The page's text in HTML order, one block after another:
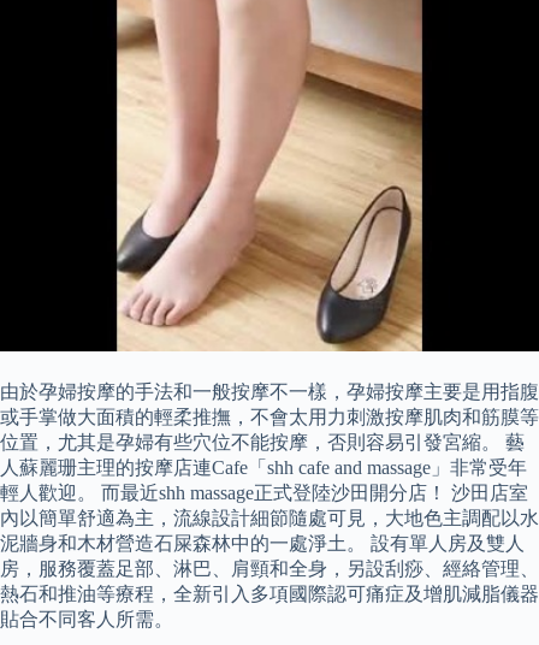
由於孕婦按摩的手法和一般按摩不一樣，孕婦按摩主要是用指腹
或手掌做大面積的輕柔推撫，不會太用力刺激按摩肌肉和筋膜等
位置，尤其是孕婦有些穴位不能按摩，否則容易引發宮縮。 藝
人蘇麗珊主理的按摩店連Cafe「shh cafe and massage」非常受年
輕人歡迎。 而最近shh massage正式登陸沙田開分店！ 沙田店室
內以簡單舒適為主，流線設計細節隨處可見，大地色主調配以水
泥牆身和木材營造石屎森林中的一處淨土。 設有單人房及雙人
房，服務覆蓋足部、淋巴、肩頸和全身，另設刮痧、經絡管理、
熱石和推油等療程，全新引入多項國際認可痛症及增肌減脂儀器
貼合不同客人所需。